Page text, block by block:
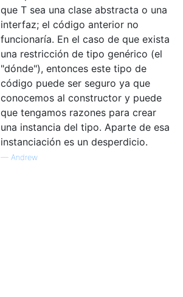
que T sea una clase abstracta o una
interfaz; el código anterior no
funcionaría. En el caso de que exista
una restricción de tipo genérico (el
"dónde"), entonces este tipo de
código puede ser seguro ya que
conocemos al constructor y puede
que tengamos razones para crear
una instancia del tipo. Aparte de esa
instanciación es un desperdicio.
— Andrew